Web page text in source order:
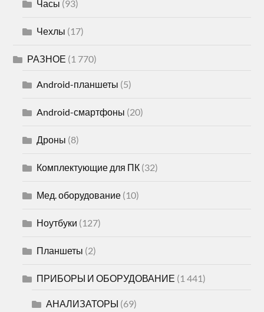
Часы (93)
Чехлы (17)
РАЗНОЕ (1 770)
Android-планшеты (5)
Android-смартфоны (20)
Дроны (8)
Комплектующие для ПК (32)
Мед. оборудование (10)
Ноутбуки (127)
Планшеты (2)
ПРИБОРЫ И ОБОРУДОВАНИЕ (1 441)
АНАЛИЗАТОРЫ (69)